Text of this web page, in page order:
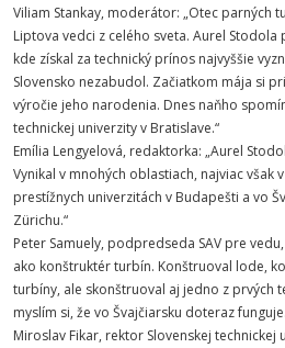
Viliam Stankay, moderátor: „Otec parných
Liptova vedci z celého sveta. Aurel Stodola
kde získal za technický prínos najvyššie
Slovensko nezabudol. Začiatkom mája si
výročie jeho narodenia. Dnes naňho
technickej univerzity v Bratislave.“
Emília Lengyelová, redaktorka: „Aurel
Vynikal v mnohých oblastiach, najviac však
prestížnych univerzitách v Budapešti a vo
Zürichu.“
Peter Samuely, podpredseda SAV pre
ako konštruktér turbín. Konštruoval lode,
turbíny, ale skonštruoval aj jedno z prvých
myslím si, že vo Švajčiarsku doteraz
Miroslav Fikar, rektor Slovenskej technickej